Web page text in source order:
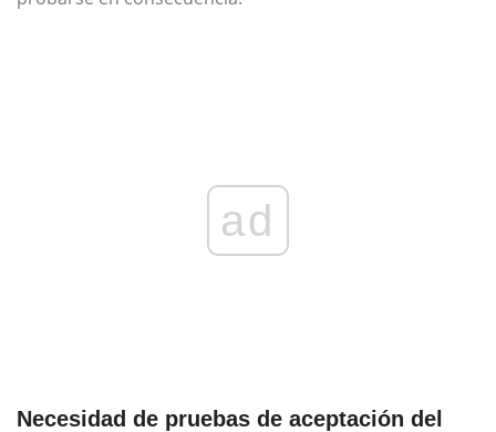
ad
Necesidad de pruebas de aceptación del